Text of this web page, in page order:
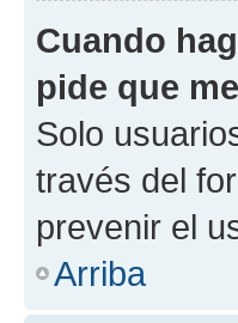
Cuando
pide que
Solo
través del
prevenir el
Arriba